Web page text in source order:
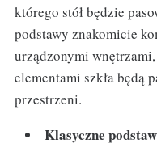
którego stół będzie
podstawy znakomicie
urządzonymi
elementami szkła będą
przestrzeni.
Klasyczne